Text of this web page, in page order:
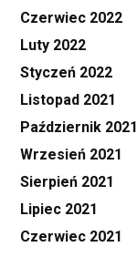
Czerwiec 2022
Luty 2022
Styczeń 2022
Listopad 2021
Październik 2021
Wrzesień 2021
Sierpień 2021
Lipiec 2021
Czerwiec 2021